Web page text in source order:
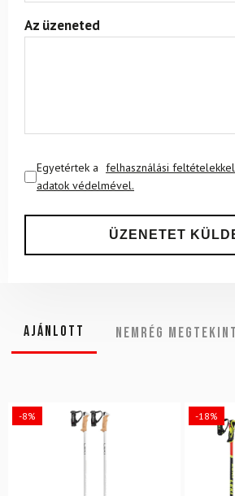
Az üzeneted
Egyetértek a felhasználási
adatok védelmével.
Ajánlott NEMRÉG
-8% -18%